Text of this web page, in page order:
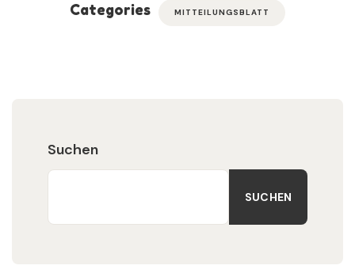
Categories MITTEILUNGSBLATT
Suchen
SUCHEN